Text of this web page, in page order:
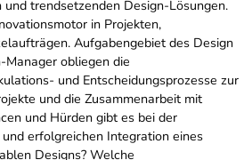
trendsetzenden Design-Lösungen.
in Projekten,
Aufgabengebiet des Design
Manager obliegen die
und Entscheidungsprozesse zur
und die Zusammenarbeit mit
und Hürden gibt es bei der
erfolgreichen Integration eines
Designs? Welche